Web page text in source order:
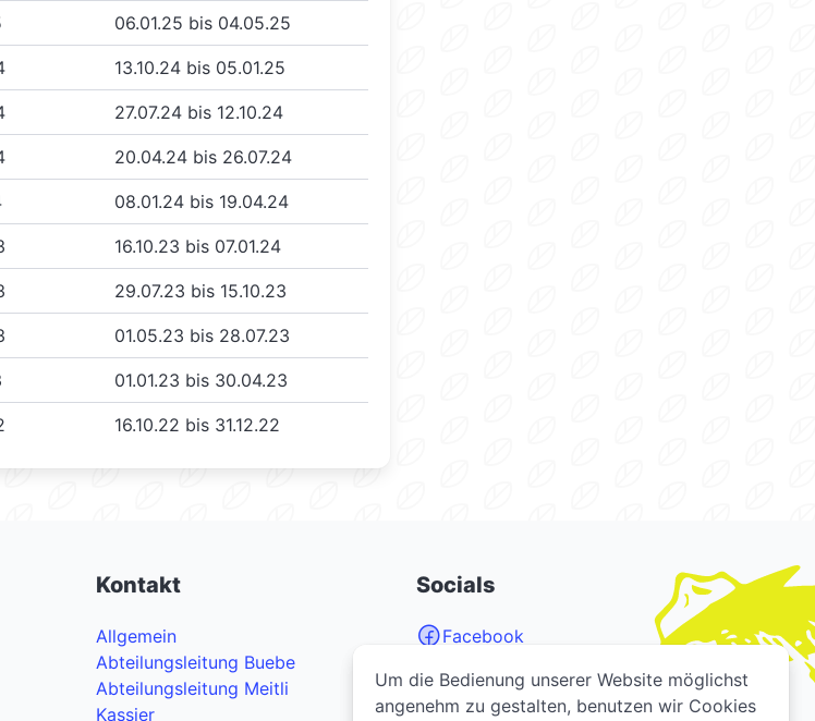
06.01.25 bis 04.05.25
13.10.24 bis 05.01.25
27.07.24 bis 12.10.24
20.04.24 bis 26.07.24
08.01.24 bis 19.04.24
16.10.23 bis 07.01.24
29.07.23 bis 15.10.23
01.05.23 bis 28.07.23
01.01.23 bis 30.04.23
16.10.22 bis 31.12.22
Kontakt
Allgemein
Abteilungsleitung Buebe
Abteilungsleitung Meitli
Kassier
Socials
Facebook
YouTube
Um die Bedienung unserer Website möglichst
angenehm zu gestalten, benutzen wir Cookies
Um die Bedienung unserer Website möglichst
angenehm zu gestalten, benutzen wir Cookies